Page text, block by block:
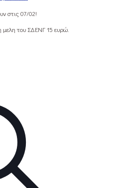
στις 07/02!
μελη του ΣΔΕΝΓ 15 ευρώ.